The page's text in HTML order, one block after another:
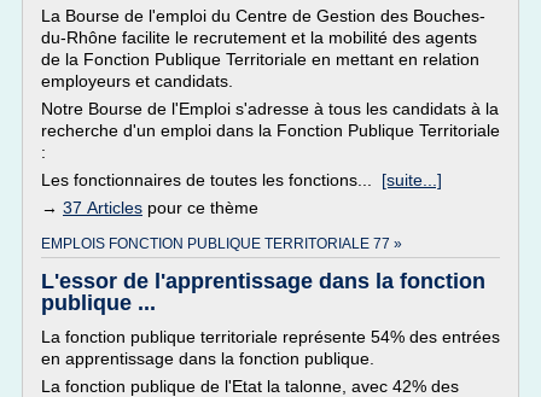
La Bourse de l'emploi du Centre de Gestion des Bouches-
du-Rhône facilite le recrutement et la mobilité des agents
de la Fonction Publique Territoriale en mettant en relation
employeurs et candidats.
Notre Bourse de l'Emploi s'adresse à tous les candidats à la
recherche d'un emploi dans la Fonction Publique Territoriale
:
Les fonctionnaires de toutes les fonctions... [suite...]
→ 37 Articles pour ce thème
EMPLOIS FONCTION PUBLIQUE TERRITORIALE 77 »
L'essor de l'apprentissage dans la fonction
publique ...
La fonction publique territoriale représente 54% des entrées
en apprentissage dans la fonction publique.
La fonction publique de l'Etat la talonne, avec 42% des